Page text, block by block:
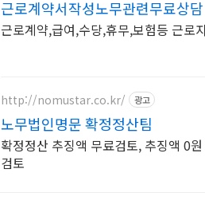
근로계약서작성노무관련무료상담
근로계약,급여,수당,휴무,보험등 근로
http://nomustar.co.kr/ 광고
노무법인명문 확정정산팀
확정정산 추징액 무료검토, 추징액 0
검토